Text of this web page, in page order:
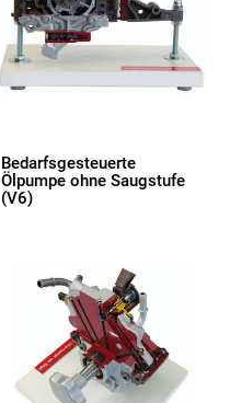
Bedarfsgesteuerte
Ölpumpe ohne Saugstufe
(V6)